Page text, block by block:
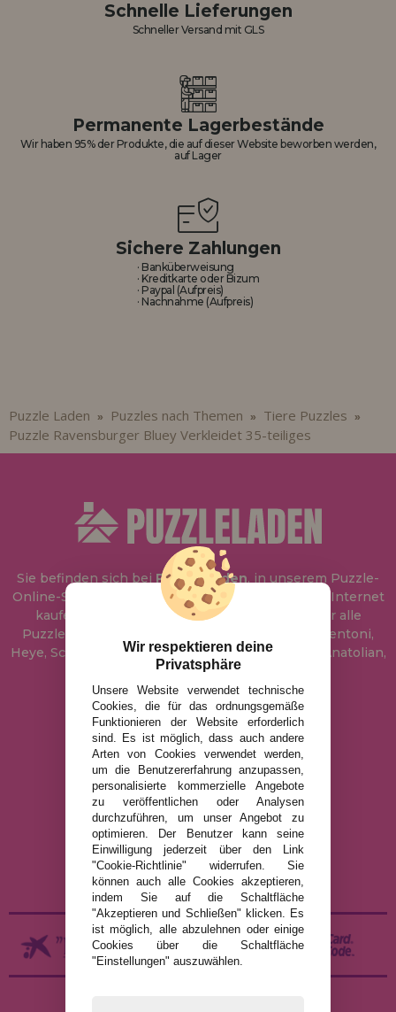
Schnelle Lieferungen
Schneller Versand mit GLS
Permanente Lagerbestände
Wir haben 95% der Produkte, die auf dieser Website beworben werden,
auf Lager
Sichere Zahlungen
· Banküberweisung
· Kreditkarte oder Bizum
· Paypal (Aufpreis)
· Nachnahme (Aufpreis)
Puzzle Laden » Puzzles nach Themen » Tiere Puzzles »
Puzzle Ravensburger Bluey Verkleidet 35-teiliges
Sie befinden sich bei Puzzle Laden, in unserem Puzzle-
Online-Shop, wo Sie Puzzle zum besten Preis im Internet
kaufen können. In unserem Katalog führen wir alle
Puzzles der Marken Educa, Ravensburger, Clementoni,
Heye, Schmidt, Castorland, Jumbo, Trefl, Piatnik, Anatolian,
Art Puzzle, Gibsons und viele mehr.
info@puzzleladen.de
RECHTLICHE HINWEISE
DATENSCHUTZRICHTLINIE
COOKIE-RICHTLINIE
VERSAND UND RÜCKGABE
RÜCKGABE / WIDERRUF
Wir respektieren deine
Privatsphäre
Unsere Website verwendet technische
Cookies, die für das ordnungsgemäße
Funktionieren der Website erforderlich
sind. Es ist möglich, dass auch andere
Arten von Cookies verwendet werden,
um die Benutzererfahrung anzupassen,
personalisierte kommerzielle Angebote
zu veröffentlichen oder Analysen
durchzuführen, um unser Angebot zu
optimieren. Der Benutzer kann seine
Einwilligung jederzeit über den Link
"Cookie-Richtlinie" widerrufen. Sie
können auch alle Cookies akzeptieren,
indem Sie auf die Schaltfläche
"Akzeptieren und Schließen" klicken. Es
ist möglich, alle abzulehnen oder einige
Cookies über die Schaltfläche
"Einstellungen" auszuwählen.